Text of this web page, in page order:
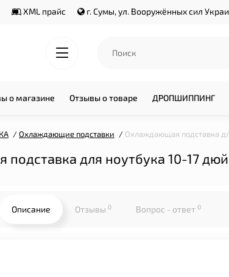
XML прайс г. Сумы, ул. Вооружённых сил
о магазине Отзывы о товаре ДРОПШИППИНГ
Охлаждающие подставки Охлаждающая подставка
для ноутбука 10-17
Описание Отзывы 0 Вопрос - ответ 0